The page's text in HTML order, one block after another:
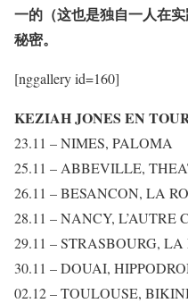
一的（这也是独自一人在
秘密。
[nggallery id=160]
KEZIAH JONES EN
23.11 – NIMES, PALOMA
25.11 – ABBEVILLE,
26.11 – BESANCON, LA
28.11 – NANCY, L’AUTRE
29.11 – STRASBOURG,
30.11 – DOUAI,
02.12 – TOULOUSE,